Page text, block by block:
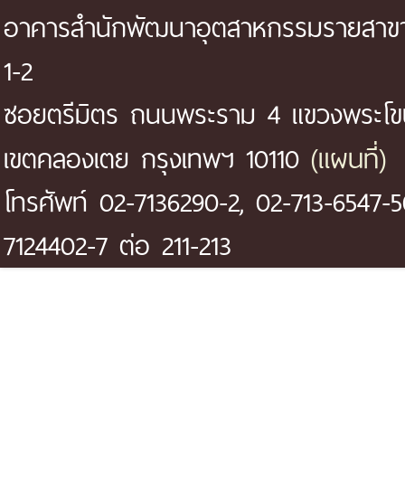
อาคารสำนักพัฒนาอุตสาหกรรมรายสา
1-2
ซอยตรีมิตร ถนนพระราม 4 แขวงพระโ
เขตคลองเตย กรุงเทพฯ 10110 (แผนที่)
โทรศัพท์ 02-7136290-2, 02-713-6547-
7124402-7 ต่อ 211-213